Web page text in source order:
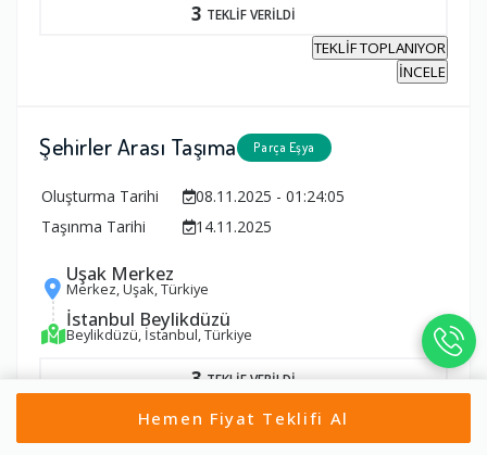
3 TEKLİF VERİLDİ
TEKLİF TOPLANIYOR
İNCELE
Şehirler Arası Taşıma Parça Eşya
Oluşturma Tarihi
08.11.2025 - 01:24:05
Taşınma Tarihi
14.11.2025
Uşak Merkez
Merkez, Uşak, Türkiye
İstanbul Beylikdüzü
Beylikdüzü, İstanbul, Türkiye
3 TEKLİF VERİLDİ
TEKLİF TOPLANIYOR
Hemen Fiyat Teklifi Al